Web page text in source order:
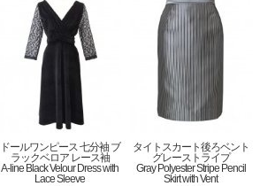
ドールワンピース 七分袖 ブ
ラックベロア レース袖
A-line Black Velour Dress with
Lace Sleeve
タイトスカート後ろベント
グレーストライプ
Gray Polyester Stripe Pencil
Skirt with Vent